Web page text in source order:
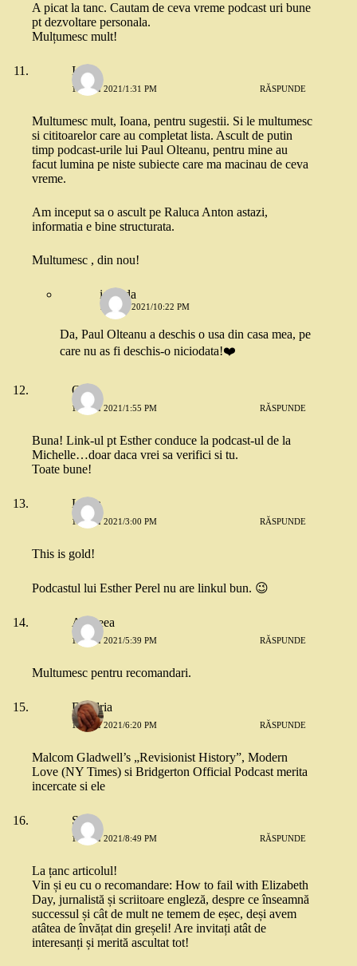
A picat la tanc. Cautam de ceva vreme podcast uri bune
pt dezvoltare personala.
Mulțumesc mult!
Ioana
13 MAI 2021/1:31 PM RĂSPUNDE
Multumesc mult, Ioana, pentru sugestii. Si le multumesc
si cititoarelor care au completat lista. Ascult de putin
timp podcast-urile lui Paul Olteanu, pentru mine au
facut lumina pe niste subiecte care ma macinau de ceva
vreme.
Am inceput sa o ascult pe Raluca Anton astazi,
informatia e bine structurata.
Multumesc , din nou!
iolanda
14 MAI 2021/10:22 PM
Da, Paul Olteanu a deschis o usa din casa mea, pe
care nu as fi deschis-o niciodata!❤️
Oana
13 MAI 2021/1:55 PM RĂSPUNDE
Buna! Link-ul pt Esther conduce la podcast-ul de la
Michelle…doar daca vrei sa verifici si tu.
Toate bune!
Laura
13 MAI 2021/3:00 PM RĂSPUNDE
This is gold!
Podcastul lui Esther Perel nu are linkul bun. 😉
Andreea
13 MAI 2021/5:39 PM RĂSPUNDE
Multumesc pentru recomandari.
Dendria
13 MAI 2021/6:20 PM RĂSPUNDE
Malcom Gladwell’s „Revisionist History”, Modern
Love (NY Times) si Bridgerton Official Podcast merita
incercate si ele
Silv
13 MAI 2021/8:49 PM RĂSPUNDE
La țanc articolul!
Vin și eu cu o recomandare: How to fail with Elizabeth
Day, jurnalistă și scriitoare engleză, despre ce înseamnă
successul și cât de mult ne temem de eșec, deși avem
atâtea de învățat din greșeli! Are invitați atât de
interesanți și merită ascultat tot!